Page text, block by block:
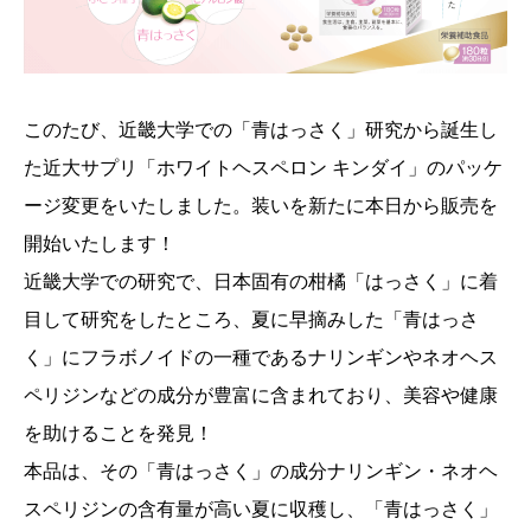
このたび、近畿大学での「青はっさく」研究から誕生し
た近大サプリ「ホワイトヘスペロン キンダイ」のパッケ
ージ変更をいたしました。装いを新たに本日から販売を
開始いたします！
近畿大学での研究で、日本固有の柑橘「はっさく」に着
目して研究をしたところ、夏に早摘みした「青はっさ
く」にフラボノイドの一種であるナリンギンやネオヘス
ペリジンなどの成分が豊富に含まれており、美容や健康
を助けることを発見！
本品は、その「青はっさく」の成分ナリンギン・ネオヘ
スペリジンの含有量が高い夏に収穫し、「青はっさく」